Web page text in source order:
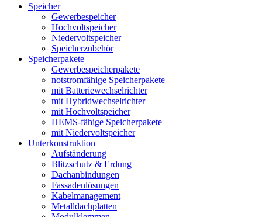
Speicher
Gewerbespeicher
Hochvoltspeicher
Niedervoltspeicher
Speicherzubehör
Speicherpakete
Gewerbespeicherpakete
notstromfähige Speicherpakete
mit Batteriewechselrichter
mit Hybridwechselrichter
mit Hochvoltspeicher
HEMS-fähige Speicherpakete
mit Niedervoltspeicher
Unterkonstruktion
Aufständerung
Blitzschutz & Erdung
Dachanbindungen
Fassadenlösungen
Kabelmanagement
Metalldachplatten